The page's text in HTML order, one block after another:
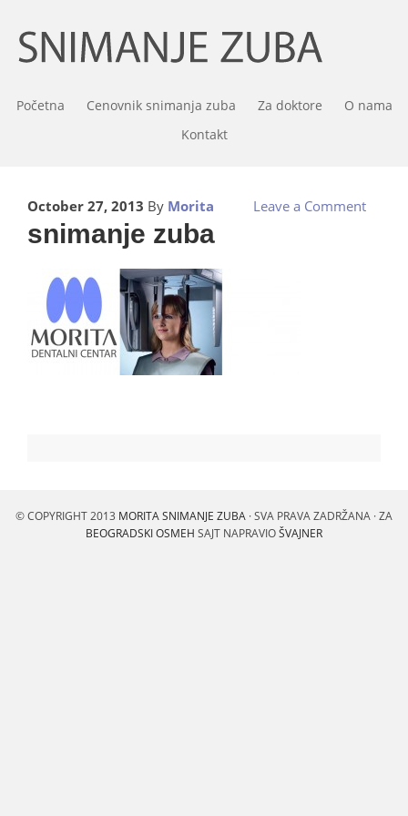
Početna Cenovnik snimanja zuba Za doktore
O nama
Kontakt
October 27, 2013 By Morita Leave a Comment
snimanje zuba
© COPYRIGHT 2013 MORITA SNIMANJE ZUBA · SVA PRAVA ZADRŽANA · ZA
BEOGRADSKI OSMEH SAJT NAPRAVIOŠVAJNER